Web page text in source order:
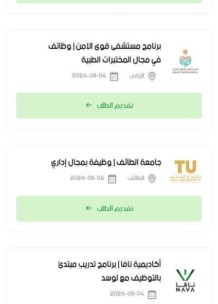
برنامج مستشفى قوى الأمن | وظائف
في مجال المختبرات الطبية
الرياض
تقديم الطلب
جامعة الطائف | وظيفة بمجال إداري
الطائف
تقديم الطلب
أكاديمية نافا | برنامج تدريب مبتدئ
بالتوظيف مع لوسد